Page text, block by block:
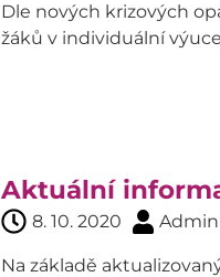
Dle nových krizových
žáků v individuální
Aktuální
8. 10. 2020 Admin
Na základě